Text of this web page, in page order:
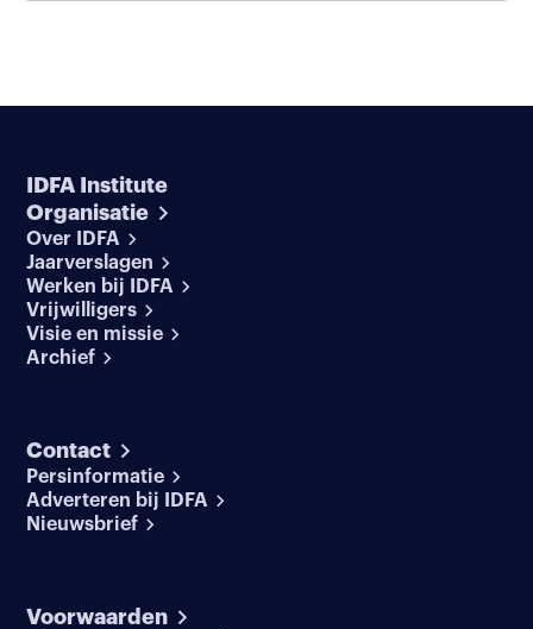
IDFA Institute
Organisatie
Over IDFA
Jaarverslagen
Werken bij IDFA
Vrijwilligers
Visie en missie
Archief
Contact
Persinformatie
Adverteren bij IDFA
Nieuwsbrief
Voorwaarden